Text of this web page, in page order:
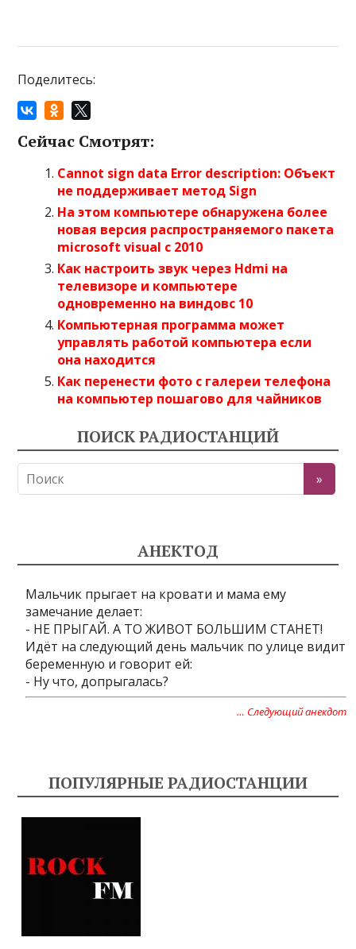
Поделитесь:
Сейчас Смотрят:
Cannot sign data Error description: Объект
не поддерживает метод Sign
На этом компьютере обнаружена более
новая версия распространяемого пакета
microsoft visual c 2010
Как настроить звук через Hdmi на
телевизоре и компьютере
одновременно на виндовс 10
Компьютерная программа может
управлять работой компьютера если
она находится
Как перенести фото с галереи телефона
на компьютер пошагово для чайников
ПОИСК РАДИОСТАНЦИЙ
АНЕКТОД
Мальчик прыгает на кровати и мама ему
замечание делает:
- НЕ ПРЫГАЙ. А ТО ЖИВОТ БОЛЬШИМ СТАНЕТ!
Идёт на следующий день мальчик по улице видит
беременную и говорит ей:
- Ну что, допрыгалась?
… Следующий анекдот
ПОПУЛЯРНЫЕ РАДИОСТАНЦИИ